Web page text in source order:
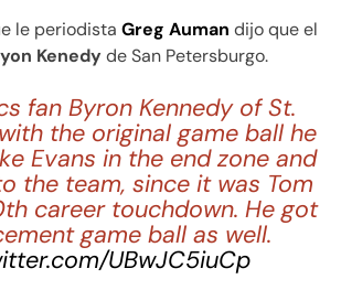
le periodista Greg Auman dijo que el
Kenedyde San Petersburgo.
fan Byron Kennedy of St.
the original game ball he
Evans in the end zone and
the team, since it was Tom
career touchdown. He got
game ball as well.
UBwJC5iuCp